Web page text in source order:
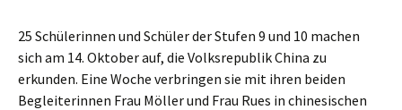
25 Schülerinnen und Schüler der Stufen 9 und 10 machen
sich am 14. Oktober auf, die Volksrepublik China zu
erkunden. Eine Woche verbringen sie mit ihren beiden
Begleiterinnen Frau Möller und Frau Rues in chinesischen